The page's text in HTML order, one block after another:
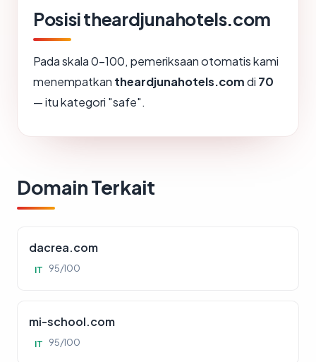
Posisi theardjunahotels.com
Pada skala 0-100, pemeriksaan otomatis kami
menempatkan theardjunahotels.comdi 70
— itu kategori "safe".
Domain Terkait
dacrea.com
IT 95/100
mi-school.com
IT 95/100